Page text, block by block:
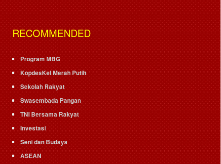
RECOMMENDED
Program MBG
KopdesKel Merah Putih
Sekolah Rakyat
Swasembada Pangan
TNI Bersama Rakyat
Investasi
Seni dan Budaya
ASEAN